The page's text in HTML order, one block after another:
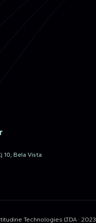
10, Bela Vista
Technologies LTDA · 2023